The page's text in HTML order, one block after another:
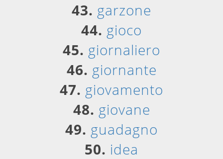
43. garzone
44. gioco
45. giornaliero
46. giornante
47. giovamento
48. giovane
49. guadagno
50. idea